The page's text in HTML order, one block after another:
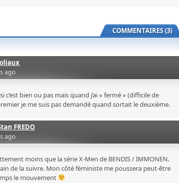
COMMENTAIRES (3)
ago
bien ou pas mais quand j’ai « fermé » (difficile de
je me suis pas demandé quand sortait le deuxième.
FREDO
ago
moins que la série X-Men de BENDIS / IMMONEN.
de la suivre. Mon côté féministe me poussera peut-être
le mouvement